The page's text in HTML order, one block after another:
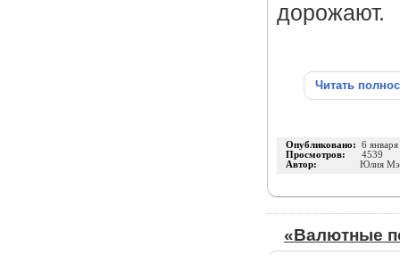
дорожают.
Читать
Опубликовано: 6
Просмотров: 4539
Автор: Юлия
«Валютные